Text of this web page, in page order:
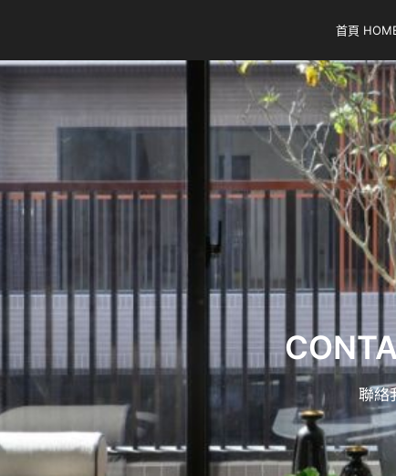
首頁
聯絡